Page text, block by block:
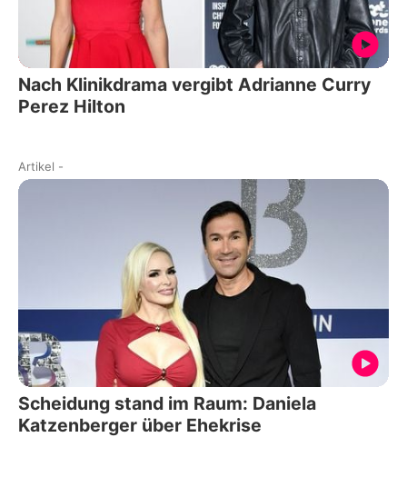
Nach Klinikdrama vergibt Adrianne Curry
Perez Hilton
Artikel -
Scheidung stand im Raum: Daniela
Katzenberger über Ehekrise